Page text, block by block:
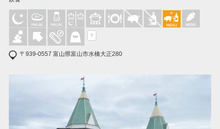
?
〒939-0557 富山県富山市水橋大正280